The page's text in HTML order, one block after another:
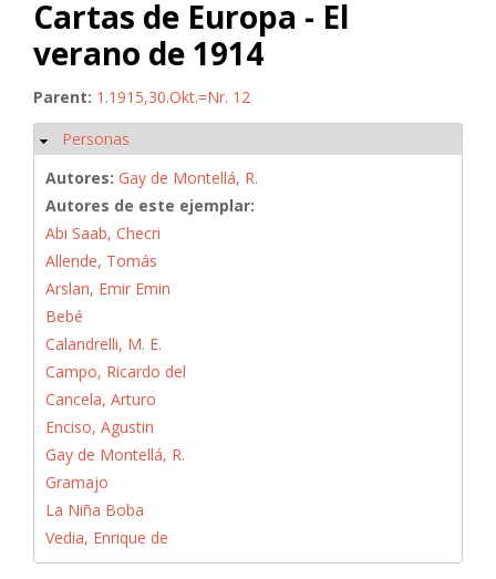
Cartas de Europa - El
verano de 1914
Parent: 1.1915,30.Okt.=Nr. 12
Ocultar
Personas
Autores: Gay de Montellá, R.
Autores de este ejemplar:
Abi Saab, Checri
Allende, Tomás
Arslan, Emir Emin
Bebé
Calandrelli, M. E.
Campo, Ricardo del
Cancela, Arturo
Enciso, Agustin
Gay de Montellá, R.
Gramajo
La Niña Boba
Vedia, Enrique de